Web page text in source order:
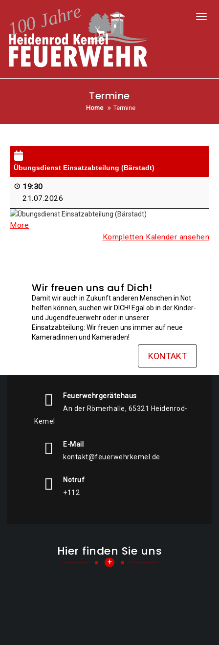
Termine
Home Termine
Übungs­dienst Ein­satz­ab­tei­lung (Bär­stadt)
19:30
21.07.2026
More
Kom­plet­ten Kalen­der ansehen
Wir freuen uns auf Dich!
Damit wir auch in Zukunft anderen Menschen in Not
helfen können, suchen wir DICH! Egal ob in der Kinder-
und Jugendfeuerwehr oder in unserer
Einsatzabteilung: Wir freuen uns immer auf neue
Kameradinnen und Kameraden!
KONTAKT
Feuerwehrgerätehaus
An der Römerhalle, 65321 Heidenrod-
Kemel
E-Mail
kontakt@feuerwehrkemel.de
Notruf
+112
Hier finden Sie uns
+